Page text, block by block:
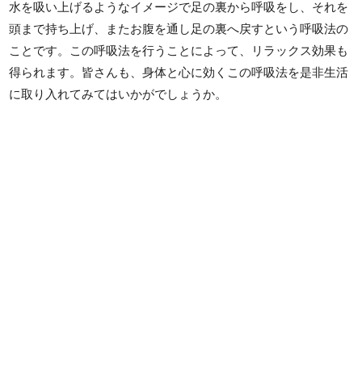
水を吸い上げるようなイメージで足の裏から呼吸をし、それを
頭まで持ち上げ、またお腹を通し足の裏へ戻すという呼吸法の
ことです。この呼吸法を行うことによって、リラックス効果も
得られます。皆さんも、身体と心に効くこの呼吸法を是非生活
に取り入れてみてはいかがでしょうか。